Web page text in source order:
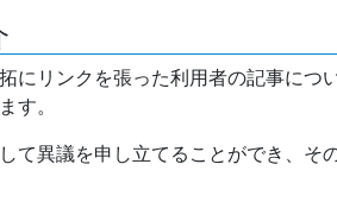
にリンクを張った利用者の記事につ
す。
て異議を申し立てることができ、そ